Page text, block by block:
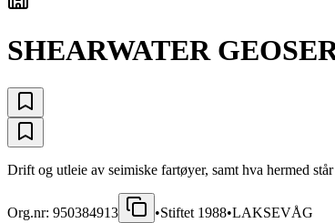
SHEARWATER
Drift og utleie av seimiske fartøyer, samt hva hermed
Org.nr: 950384913 •Stiftet 1988•LAKSEVÅG